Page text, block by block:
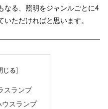
なる、照明をジャンルごとに4
ただければと思います。
スランプ
スランプ